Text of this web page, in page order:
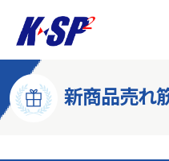
新商品売れ